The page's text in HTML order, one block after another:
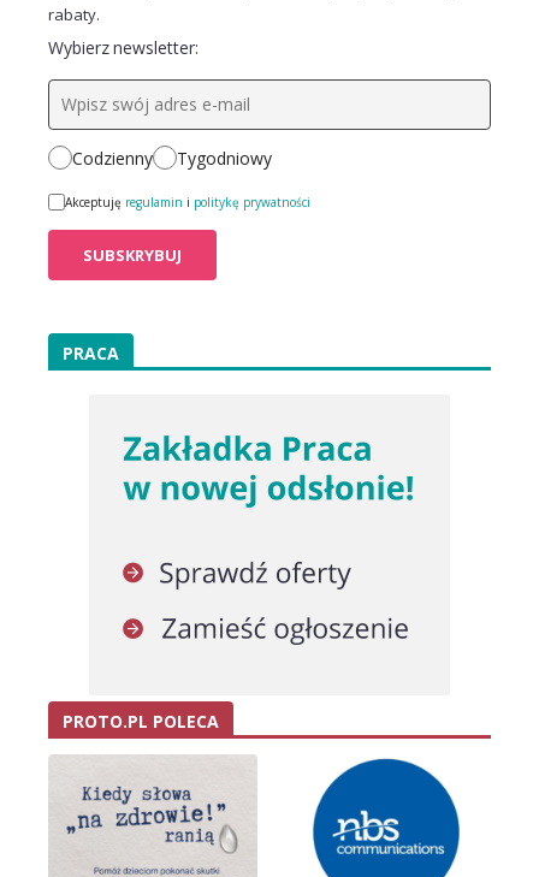
rabaty.
Wybierz newsletter:
Codzienny Tygodniowy
Akceptuję regulamin i politykę prywatności
PRACA
PROTO.PL POLECA